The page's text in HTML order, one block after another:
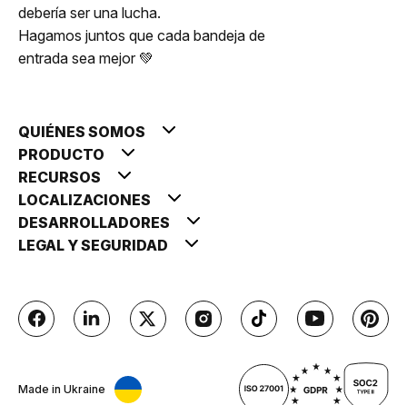
debería ser una lucha.
Hagamos juntos que cada bandeja de
entrada sea mejor 💚
QUIÉNES SOMOS
PRODUCTO
RECURSOS
LOCALIZACIONES
DESARROLLADORES
LEGAL Y SEGURIDAD
Made in Ukraine